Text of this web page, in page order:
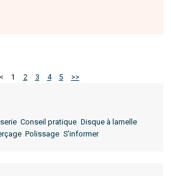
1 2 3 4 5 >>
Conseil pratique Disque à lamelle
Polissage S'informer